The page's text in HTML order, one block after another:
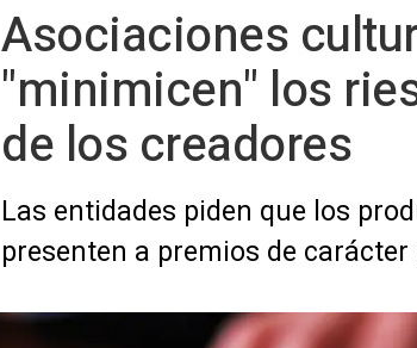
Asociaciones
"minimicen" los
de los creadores
Las entidades piden que los
presenten a premios de